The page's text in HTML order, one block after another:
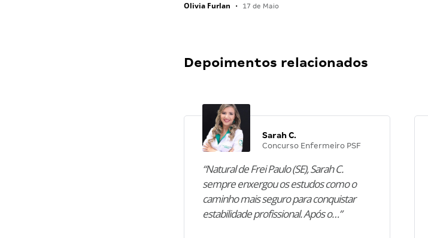
Olivia Furlan • 17 de Maio
Depoimentos relacionados
Sarah C.
Concurso Enfermeiro PSF
“Natural de Frei Paulo (SE), Sarah C.
sempre enxergou os estudos como o
caminho mais seguro para conquistar
estabilidade profissional. Após o…”